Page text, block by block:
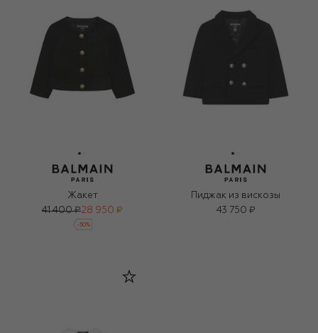
Жакет
41 400 ₽28 950 ₽
-30%
Пиджак из вискозы
43 750 ₽